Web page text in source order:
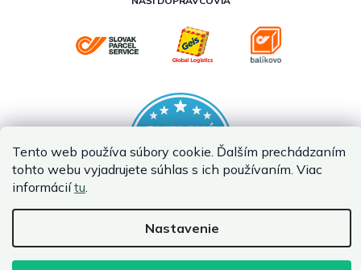
Tento web používa súbory cookie. Ďalším prechádzaním
tohto webu vyjadrujete súhlas s ich používaním. Viac
informáciítu.
Nastavenie